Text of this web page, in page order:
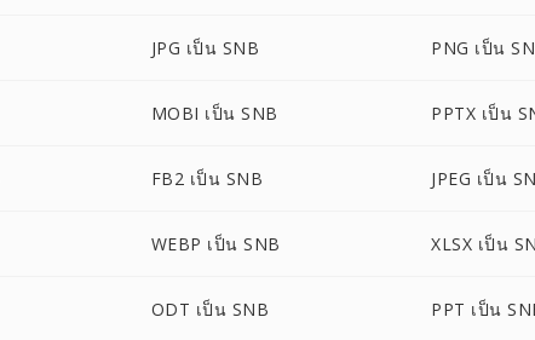
JPG เป็น SNB PNG เป็น
MOBI เป็น SNB PPTX เป็น
FB2 เป็น SNB JPEG เป็น
WEBP เป็น SNB XLSX เป็น
ODT เป็น SNB PPT เป็น